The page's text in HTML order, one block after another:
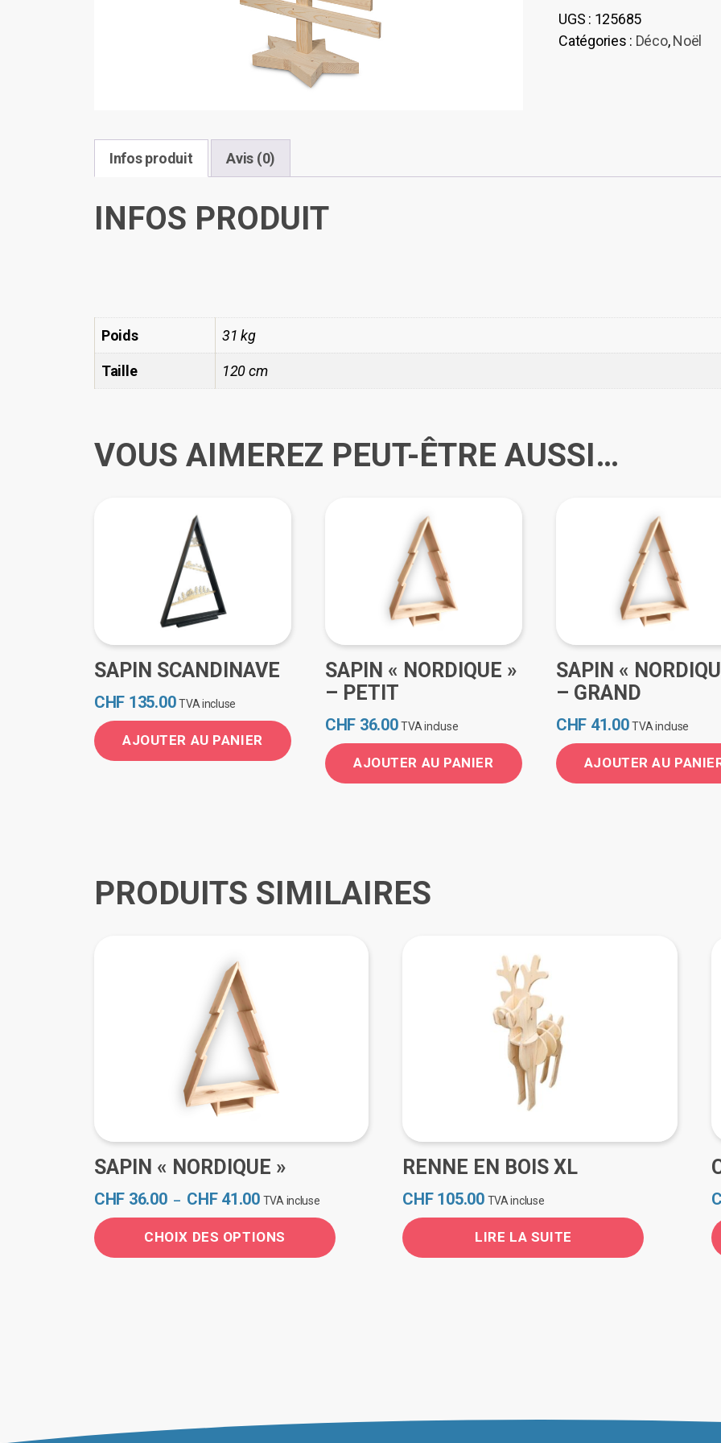
UGS : 125685
Catégories : Déco,Noël
Infos produit Avis (0)
INFOS PRODUIT
Poids 31 kg
Taille 120 cm
VOUS AIMEREZ PEUT-ÊTRE AUSSI…
SAPIN SCANDINAVE
CHF 135.00 TVA incluse
AJOUTER AU PANIER
SAPIN « NORDIQUE »
– PETIT
CHF 36.00 TVA incluse
AJOUTER AU PANIER
SAPIN «
– GRAND
CHF 41.00 TVA incluse
AJOUTER AU
PRODUITS SIMILAIRES
SAPIN « NORDIQUE »
CHF 36.00 – CHF41.00Plage
prix :
TVA incluse
CHOIX DES OPTIONS
RENNE EN BOIS XL
CHF105.00 TVA incluse
LIRE LA SUITE